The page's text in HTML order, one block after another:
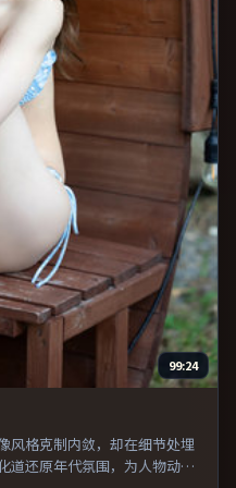
99:24
风格克制内敛，却在细节处埋
道还原年代氛围，为人物动机